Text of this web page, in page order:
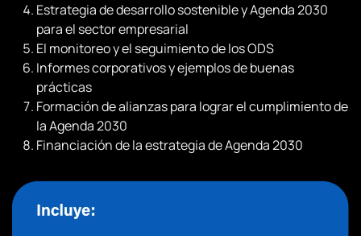
Estrategia de desarrollo sostenible y Agenda 2030
para el sector empresarial
El monitoreo y el seguimiento de los ODS
Informes corporativos y ejemplos de buenas
prácticas
Formación de alianzas para lograr el cumplimiento de
la Agenda 2030
Financiación de la estrategia de Agenda 2030